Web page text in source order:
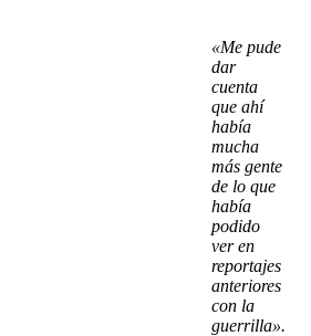
«Me pude
dar
cuenta
que ahí
había
mucha
más gente
de lo que
había
podido
ver en
reportajes
anteriores
con la
guerrilla».